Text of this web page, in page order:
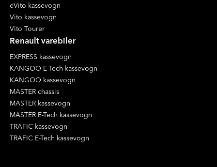
eVito kassevogn
Vito kassevogn
Vito Tourer
Renault varebiler
EXPRESS kassevogn
KANGOO E-Tech kassevogn
KANGOO kassevogn
MASTER chassis
MASTER kassevogn
MASTER E-Tech kassevogn
TRAFIC kassevogn
TRAFIC E-Tech kassevogn